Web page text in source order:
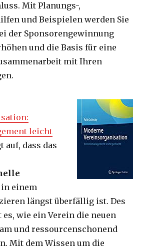
Mit Planungs-,
und Beispielen werden Sie
der Sponsorengewinnung
und die Basis für eine
mit Ihren
leicht
auf, dass das
in einem
längst überfällig ist. Des
es, wie ein Verein die neuen
und ressourcenschonend
Mit dem Wissen um die